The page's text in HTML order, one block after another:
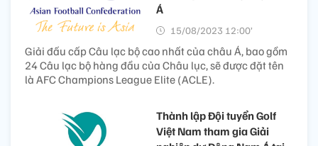
Á
15/08/2023 12:00’
Giải đấu cấp Câu lạc bộ cao nhất của châu Á, bao gồm
24 Câu lạc bộ hàng đầu của Châu lục, sẽ được đặt tên
là AFC Champions League Elite (ACLE).
Thành lập Đội tuyển Golf
Việt Nam tham gia Giải